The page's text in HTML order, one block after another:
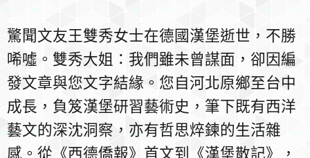
驚聞文友王雙秀女士在德國漢堡逝世，不勝
唏噓。雙秀大姐：我們雖未曾謀面，卻因編
發文章與您文字結緣。您自河北原鄉至台中
成長，負笈漢堡研習藝術史，筆下既有西洋
藝文的深沈洞察，亦有哲思焠鍊的生活雜
感。從《西德僑報》首文到《漢堡散記》，